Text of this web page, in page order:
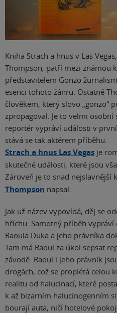
Kniha Strach a hnus v Las
Thompson, patří mezi známou
představitelem Gonzo
esenci tohoto žánru. Ostatně
člověkem, který slovo „gonzo“
zpropagoval. Je to velmi
reportér vypráví události v
stává se tak aktérem příběhu.
Strach a hnus Las Vegas je
skutečné události, které jsou
Zároveň je to snad nejslavnější
Thompson napsal.
Jak už název vypovídá, děj se
hříchu. Samotný příběh vypráví
Raoula Duka a jeho právníka
Tam má Raoul za úkol sepsat
závodě. Raoul i jeho právník
drogách, což se proplétá celou
realitu od halucinací, které
k až bizarním halucinogenním
bourají auta, ničí hotelové